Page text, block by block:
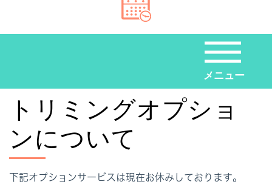
メニュー
トリミングオプショ
ンについて
下記オプションサービスは現在お休みしております。